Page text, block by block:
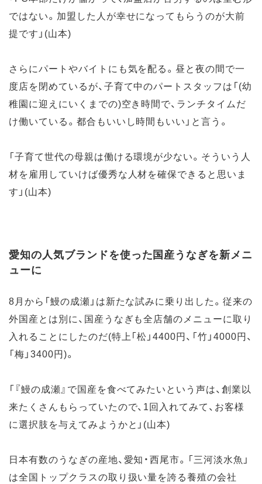
ではない。加盟した人が幸せになってもらうのが大前
提です」(山本)
さらにパートやバイトにも気を配る。昼と夜の間で一
度店を閉めているが、子育て中のパートスタッフは「(幼
稚園に迎えにいくまでの)空き時間で、ランチタイムだ
け働いている。都合もいいし時間もいい」と言う。
「子育て世代の母親は働ける環境が少ない。そういう人
材を雇用していけば優秀な人材を確保できると思いま
す」(山本)
愛知の人気ブランドを使った国産うなぎを新メニ
ューに
8月から「鰻の成瀬」は新たな試みに乗り出した。従来の
外国産とは別に、国産うなぎも全店舗のメニューに取り
入れることにしたのだ(特上「松」4400円、「竹」4000円、
「梅」3400円)。
「『鰻の成瀬』で国産を食べてみたいという声は、創業以
来たくさんもらっていたので、1回入れてみて、お客様
に選択肢を与えてみようかと」(山本)
日本有数のうなぎの産地、愛知・西尾市。「三河淡水魚」
は全国トップクラスの取り扱い量を誇る養殖の会社